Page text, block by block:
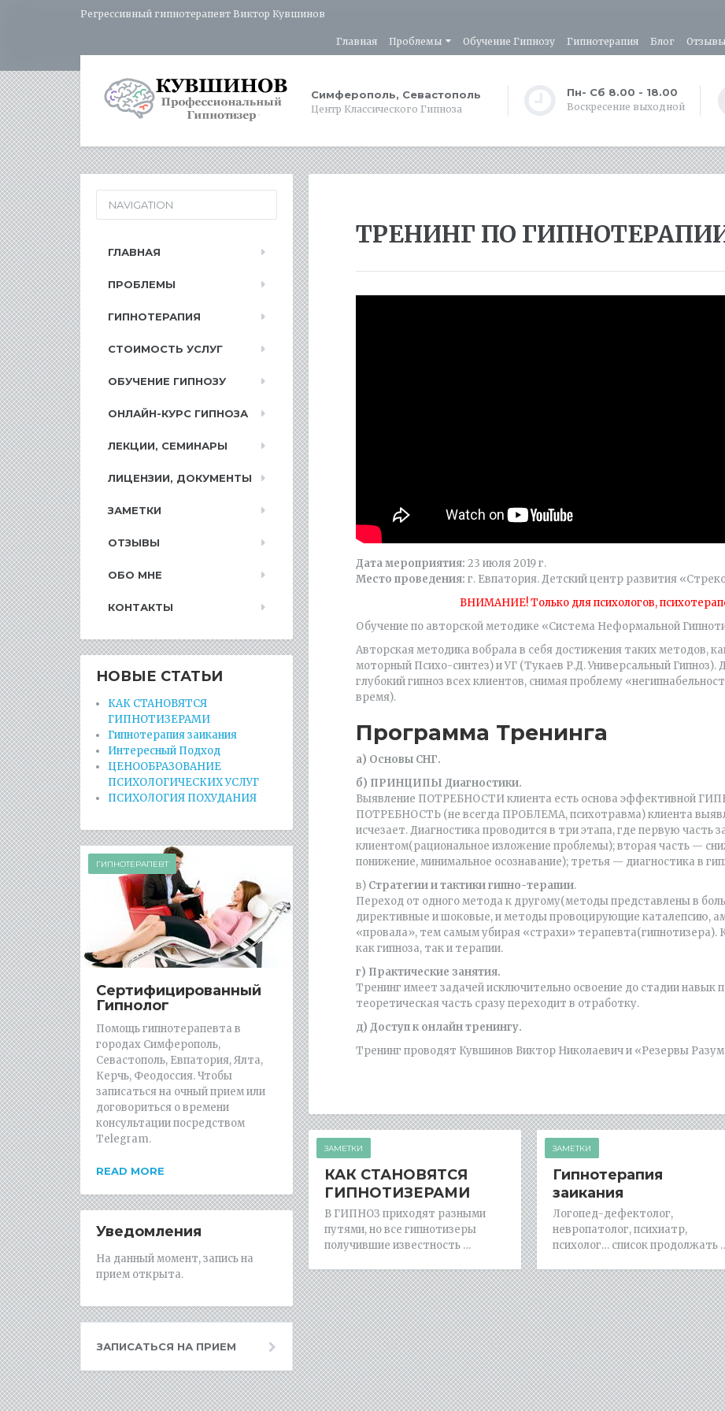
Регрессивный гипнотерапевт Виктор Кувшинов
Главная Проблемы Обучение Гипнозу Гипнотерапия Блог
Симферополь, Севастополь
Центр Классического Гипноза
Пн- Сб 8.00 - 18.00
Воскресение выходной
ТРЕНИНГ ПО
Дата мероприятия: 23 июля 2019 г.
Место проведения: г. Евпатория. Детский центр развития
ВНИМАНИЕ! Только для психологов,
Обучение по авторской методике «Система Неформальной
Авторская методика вобрала в себя достижения таких методов,
моторный Психо-синтез) и УГ (Тукаев Р.Д. Универсальный
глубокий гипноз всех клиентов, снимая проблему
время).
Программа Тренинга
а) Основы СНГ.
б) ПРИНЦИПЫ Диагностики.
Выявление ПОТРЕБНОСТИ клиента есть основа эффективной
ПОТРЕБНОСТЬ (не всегда ПРОБЛЕМА, психотравма) клиента
исчезает. Диагностика проводится в три этапа, где первую часть
клиентом(рациональное изложение проблемы); вторая часть —
понижение, минимальное осознавание); третья — диагностика в
в) Стратегии и тактики гипно-терапии.
Переход от одного метода к другому(методы представлены в
директивные и шоковые, и методы провоцирующие каталепсию,
«провала», тем самым убирая «страхи» терапевта(гипнотизера).
как гипноза, так и терапии.
г) Практические занятия.
Тренинг имеет задачей исключительно освоение до стадии навык
теоретическая часть сразу переходит в отработку.
д) Доступ к онлайн тренингу.
Тренинг проводят Кувшинов Виктор Николаевич и «Резервы
ЗАМЕТКИ
КАК СТАНОВЯТСЯ
ГИПНОТИЗЕРАМИ
В ГИПНОЗ приходят разными
путями, но все гипнотизеры
получившие известность …
ЗАМЕТКИ
Гипнотерапия
заикания
Логопед-дефектолог,
невропатолог, психиатр,
психолог… список продолжать
NAVIGATION
ГЛАВНАЯ
ПРОБЛЕМЫ
ГИПНОТЕРАПИЯ
СТОИМОСТЬ УСЛУГ
ОБУЧЕНИЕ ГИПНОЗУ
ОНЛАЙН-КУРС ГИПНОЗА
ЛЕКЦИИ, СЕМИНАРЫ
ЛИЦЕНЗИИ, ДОКУМЕНТЫ
ЗАМЕТКИ
ОТЗЫВЫ
ОБО МНЕ
КОНТАКТЫ
НОВЫЕ СТАТЬИ
КАК СТАНОВЯТСЯ
ГИПНОТИЗЕРАМИ
Гипнотерапия заикания
Интересный Подход
ЦЕНООБРАЗОВАНИЕ
ПСИХОЛОГИЧЕСКИХ УСЛУГ
ПСИХОЛОГИЯ ПОХУДАНИЯ
ГИПНОТЕРАПЕВТ
Сертифицированный
Гипнолог
Помощь гипнотерапевта в
городах Симферополь,
Севастополь, Евпатория, Ялта,
Керчь, Феодоссия. Чтобы
записаться на очный прием или
договориться о времени
консультации посредством
Telegram.
READ MORE
Уведомления
На данный момент, запись на
прием открыта.
ЗАПИСАТЬСЯ НА ПРИЕМ